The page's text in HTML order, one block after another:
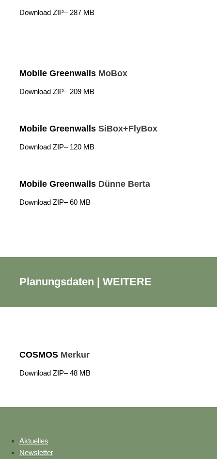
Download ZIP– 287 MB
Mobile Greenwalls MoBox
Download ZIP– 209 MB
Mobile Greenwalls SiBox+FlyBox
Download ZIP– 120 MB
Mobile Greenwalls Dünne Berta
Download ZIP– 60 MB
Planungsdaten | WEITERE
COSMOS Merkur
Download ZIP– 48 MB
Aktuelles
Newsletter